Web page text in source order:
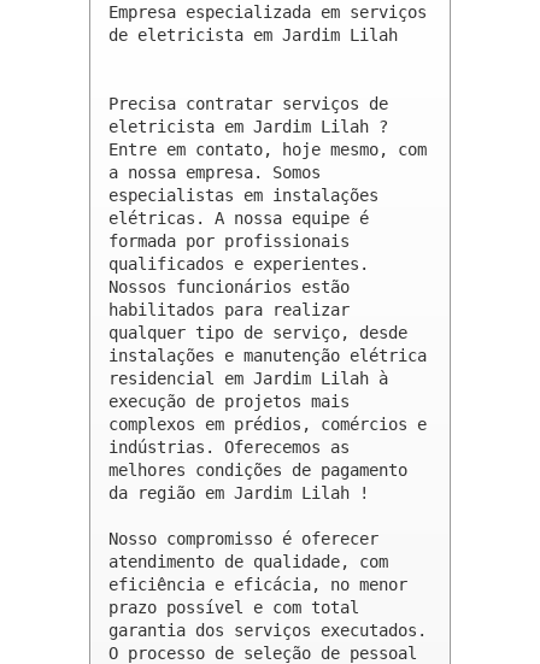
Empresa especializada em serviços
de eletricista em Jardim Lilah
Precisa contratar serviços de
eletricista em Jardim Lilah ?
Entre em contato, hoje mesmo, com
a nossa empresa. Somos
especialistas em instalações
elétricas. A nossa equipe é
formada por profissionais
qualificados e experientes.
Nossos funcionários estão
habilitados para realizar
qualquer tipo de serviço, desde
instalações e manutenção elétrica
residencial em Jardim Lilah à
execução de projetos mais
complexos em prédios, comércios e
indústrias. Oferecemos as
melhores condições de pagamento
da região em Jardim Lilah !
Nosso compromisso é oferecer
atendimento de qualidade, com
eficiência e eficácia, no menor
prazo possível e com total
garantia dos serviços executados.
O processo de seleção de pessoal